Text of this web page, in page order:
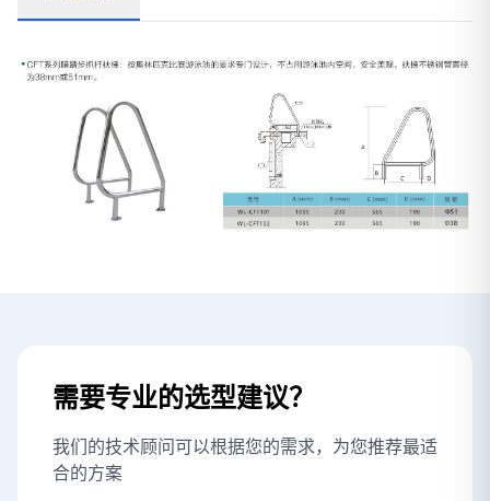
需要专业的选型建议？
我们的技术顾问可以根据您的需求，为您推荐最适
合的方案